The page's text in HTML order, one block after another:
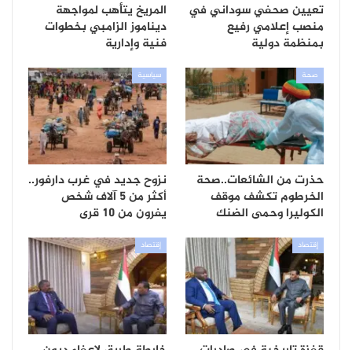
تعيين صحفي سوداني في
منصب إعلامي رفيع
بمنظمة دولية
المريخ يتأهب لمواجهة
ديناموز الزامبي بخطوات
فنية وإدارية
صحة
حذرت من الشائعات..صحة
الخرطوم تكشف موقف
الكوليرا وحمى الضنك
سياسية
نزوح جديد في غرب دارفور..
أكثر من 5 آلاف شخص
يفرون من 10 قرى
إقتصاد إقتصاد